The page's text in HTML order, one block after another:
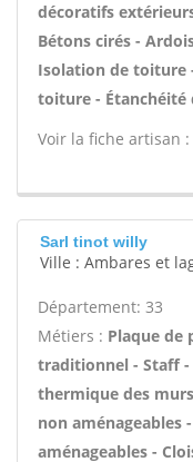
décoratifs
Bétons cirés -
Isolation de toiture
toiture - Étanchéité
Voir la fiche artisan :
Sarl tinot willy
Ville : Ambares et
Département: 33
Métiers : Plaque de
traditionnel - Staff
thermique des
non aménageables
aménageables -